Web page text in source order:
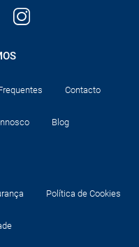
Contacto
Blog
Política de Cookies